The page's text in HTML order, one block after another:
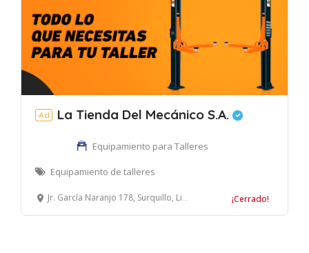
Ad La Tienda Del Mecánico S.A.
Equipamiento para Talleres
Equipamiento de talleres
Jr. García Naranjo 178, Surquillo, Lima, Perú ¡Cerrado!